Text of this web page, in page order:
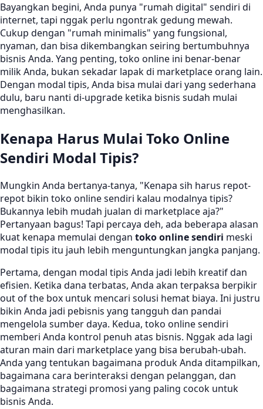
Bayangkan begini, Anda punya "rumah digital" sendiri di
internet, tapi nggak perlu ngontrak gedung mewah.
Cukup dengan "rumah minimalis" yang fungsional,
nyaman, dan bisa dikembangkan seiring bertumbuhnya
bisnis Anda. Yang penting, toko online ini benar-benar
milik Anda, bukan sekadar lapak di marketplace orang lain.
Dengan modal tipis, Anda bisa mulai dari yang sederhana
dulu, baru nanti di-upgrade ketika bisnis sudah mulai
menghasilkan.
Kenapa Harus Mulai Toko Online
Sendiri Modal Tipis?
Mungkin Anda bertanya-tanya, "Kenapa sih harus repot-
repot bikin toko online sendiri kalau modalnya tipis?
Bukannya lebih mudah jualan di marketplace aja?"
Pertanyaan bagus! Tapi percaya deh, ada beberapa alasan
kuat kenapa memulai dengan toko online sendiri meski
modal tipis itu jauh lebih menguntungkan jangka panjang.
Pertama, dengan modal tipis Anda jadi lebih kreatif dan
efisien. Ketika dana terbatas, Anda akan terpaksa berpikir
out of the box untuk mencari solusi hemat biaya. Ini justru
bikin Anda jadi pebisnis yang tangguh dan pandai
mengelola sumber daya. Kedua, toko online sendiri
memberi Anda kontrol penuh atas bisnis. Nggak ada lagi
aturan main dari marketplace yang bisa berubah-ubah.
Anda yang tentukan bagaimana produk Anda ditampilkan,
bagaimana cara berinteraksi dengan pelanggan, dan
bagaimana strategi promosi yang paling cocok untuk
bisnis Anda.